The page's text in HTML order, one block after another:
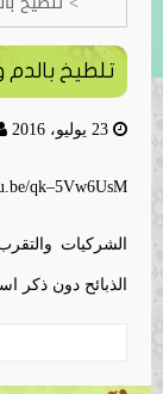
تلطيخ بالدم
qk–5Vw6UsM
الشركيات
الذبائح دون ذكر